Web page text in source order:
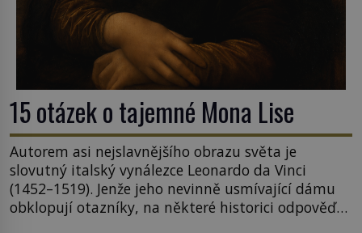
15 otázek o tajemné Mona Lise
Autorem asi nejslavnějšího obrazu světa je
slovutný italský vynálezce Leonardo da Vinci
(1452–1519). Jenže jeho nevinně usmívající dámu
obklopují otazníky, na některé historici odpověď